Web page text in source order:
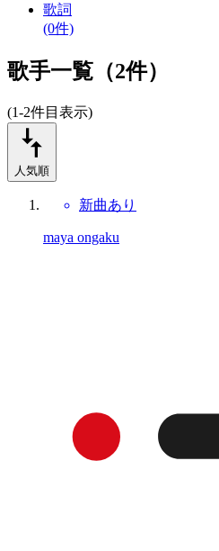
歌詞
(0件)
歌手一覧（2件）
(1-2件目表示)
人気順
新曲あり
maya ongaku